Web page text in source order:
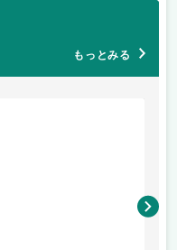
もっとみる
後